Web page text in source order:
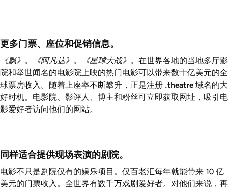
更多门票、座位和促销信息。
《飘》。《阿凡达》。《星球大战》。 在世界各地的当地多厅影
院和举世闻名的电影院上映的热门电影可以带来数十亿美元的全
球票房收入。随着上座率不断攀升，正是注册 .theatre 域名的大
好时机。电影院、影评人、博主和粉丝可立即获取网址，吸引电
影爱好者访问他们的网站。
同样适合提供现场表演的剧院。
电影不只是剧院仅有的娱乐项目。仅百老汇每年就能带来 10 亿
美元的门票收入。全世界有数千万戏剧爱好者。对他们来说，再